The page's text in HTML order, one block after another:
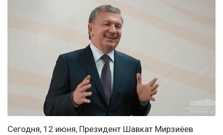
Сегодня, 12 июня, Президент Шавкат Мирзиёев